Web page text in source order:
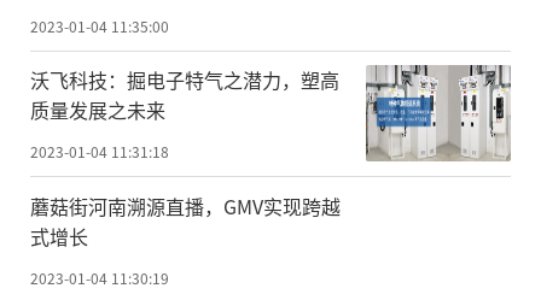
2023-01-04 11:35:00
沃飞科技：掘电子特气之潜力，塑高
质量发展之未来
2023-01-04 11:31:18
蘑菇街河南溯源直播，GMV实现跨越
式增长
2023-01-04 11:30:19